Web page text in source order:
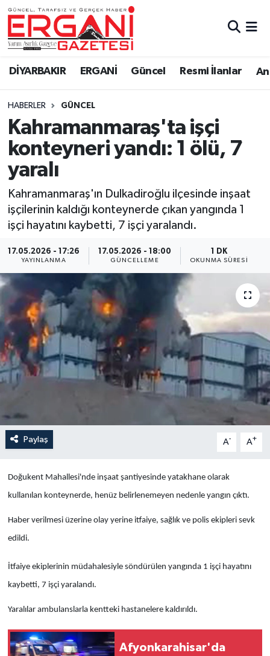
DİYARBAKIR ERGANİ Güncel Resmi İlanlar
HABERLER GÜNCEL
Kahramanmaraş'ta işçi
konteyneri yandı: 1 ölü, 7
yaralı
Kahramanmaraş'ın Dulkadiroğlu ilçesinde inşaat
işçilerinin kaldığı konteynerde çıkan yangında 1
işçi hayatını kaybetti, 7 işçi yaralandı.
17.05.2026 - 17:26
YAYINLANMA
17.05.2026 - 18:00
GÜNCELLEME
1 DK
OKUNMA SÜRESI
Paylaş A- A+
Doğukent Mahallesi'nde inşaat şantiyesinde yatakhane olarak
kullanılan konteynerde, henüz belirlenemeyen nedenle yangın çıktı.
Haber verilmesi üzerine olay yerine itfaiye, sağlık ve polis ekipleri sevk
edildi.
İtfaiye ekiplerinin müdahalesiyle söndürülen yangında 1 işçi hayatını
kaybetti, 7 işçi yaralandı.
Yaralılar ambulanslarla kentteki hastanelere kaldırıldı.
Afyonkarahisar'da
DİYARBAKIR
BİSMİL
BAĞLAR
ERGANİ
Güncel
Resmi İlanlar
Sağlık
Si̇yaset
Spor
Yaşam
Anali̇z
Bi̇li̇m & Teknoloji̇
Ergani Nöbetçi Eczaneler
Ergani Hava Durumu
Ergani Trafik Yoğunluk Haritası
Süper Lig Puan Durumu ve Fikstür
Tüm Manşetler
Son Dakika Haberleri
Haber Arşivi